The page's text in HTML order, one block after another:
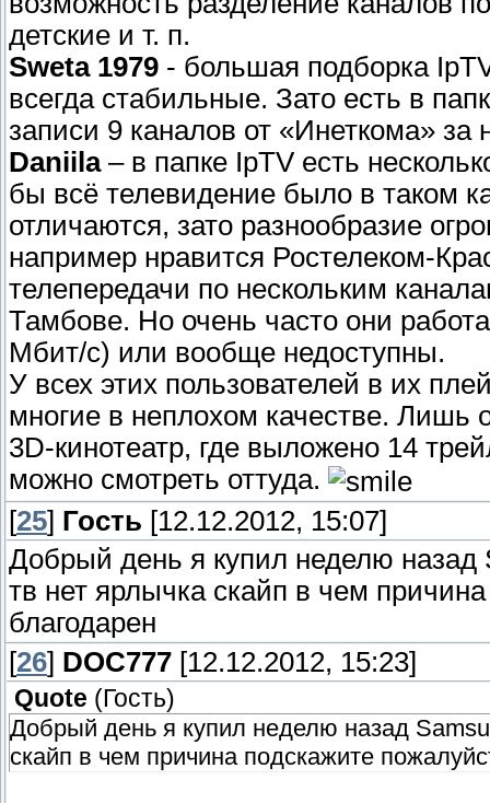
детские и т. п.
Sweta 1979 - большая подборка
всегда стабильные. Зато есть в
записи 9 каналов от «Инеткома» за
Daniila – в папке IpTV есть
бы всё телевидение было в таком
отличаются, зато разнообразие
например нравится Ростелеком-
телепередачи по нескольким
Тамбове. Но очень часто они
Мбит/с) или вообще недоступны.
У всех этих пользователей в их
многие в неплохом качестве.
3D-кинотеатр, где выложено 14
можно смотреть оттуда.
[25] Гость [12.12.2012, 15:07]
Добрый день я купил неделю назад
тв нет ярлычка скайп в чем
благодарен
[26] DOC777 [12.12.2012, 15:23]
Quote ( Гость)
Добрый день я купил неделю назад
скайп в чем причина подскажите